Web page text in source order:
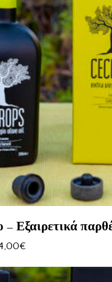
– Εξαιρετικά
€